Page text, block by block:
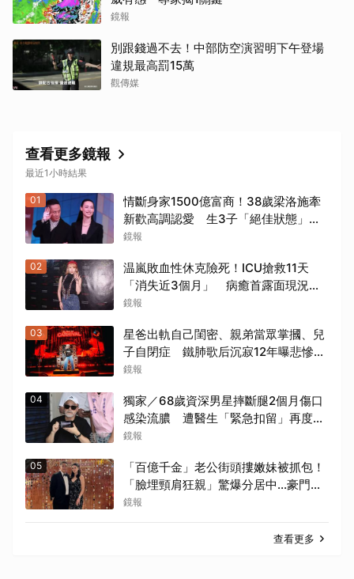
鏡報
別跟錢過不去！中部防空演習明下午登場
違規最高罰15萬
觀傳媒
查看更多鏡報
最近1小時結果
01
情斷身家1500億富商！38歲梁洛施牽
新歡高調認愛 生3子「絕佳狀態」曝
光
鏡報
02
温嵐敗血性休克險死！ICU搶救11天
「消失近3個月」 病癒首露面現況全
說了
鏡報
03
星爸出軌自己閨密、親弟當眾掌摑、兒
子自閉症 鐵肺歌后沉寂12年曝悲慘人
生
鏡報
04
獨家／68歲資深男星摔斷腿2個月傷口
感染流膿 遭醫生「緊急扣留」再度動
刀！妻心力交瘁曝現況
鏡報
05
「百億千金」老公街頭摟嫩妹被抓包！
「臉埋頸肩狂親」驚爆分居中...豪門婚
變+1
鏡報
查看更多